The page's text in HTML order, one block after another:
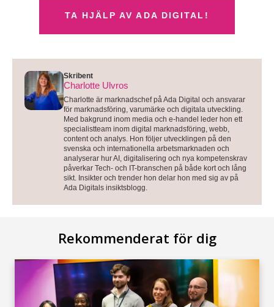
TA HJÄLP AV ADA DIGITAL!
Skribent
Charlotte Ulvros
Charlotte är marknadschef på Ada Digital och ansvarar
för marknadsföring, varumärke och digitala utveckling.
Med bakgrund inom media och e-handel leder hon ett
specialistteam inom digital marknadsföring, webb,
content och analys. Hon följer utvecklingen på den
svenska och internationella arbetsmarknaden och
analyserar hur AI, digitalisering och nya kompetenskrav
påverkar Tech- och IT-branschen på både kort och lång
sikt. Insikter och trender hon delar hon med sig av på
Ada Digitals insiktsblogg.
Rekommenderat för dig